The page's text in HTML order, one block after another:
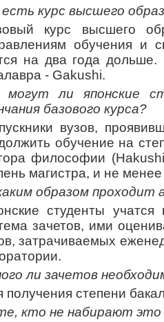
есть курс высшего
курс высшего
обучения и
на два года дольше.
- Gakushi.
ли японские
базового курса?
вузов,
обучение на
философии
магистра, и не
образом
студенты
зачетов, ими
затрачиваемых
ли зачетов
получения степени
кто не набирают